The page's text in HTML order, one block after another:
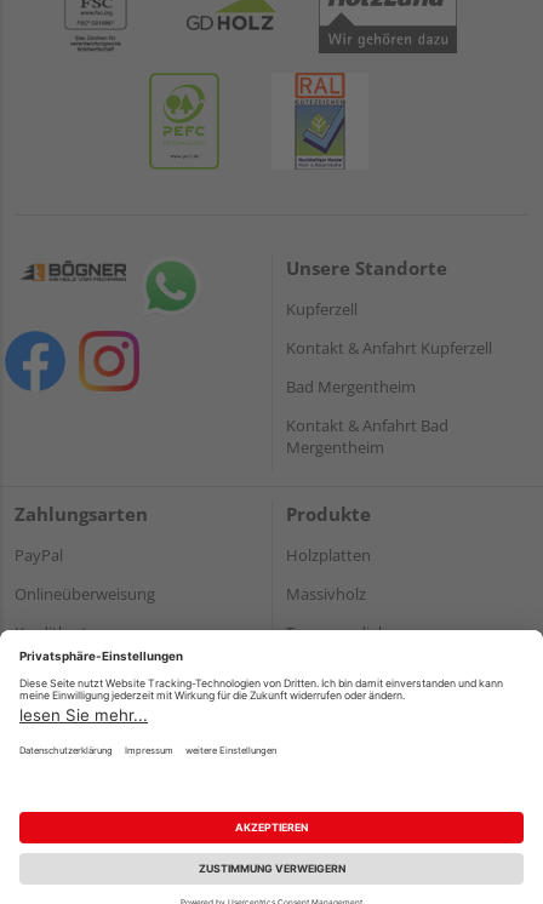
Unsere Standorte
Kupferzell
Kontakt & Anfahrt Kupferzell
Bad Mergentheim
Kontakt & Anfahrt Bad
Mergentheim
Zahlungsarten
PayPal
Onlineüberweisung
Kreditkarte
*Bonität vorausgesetzt
Produkte
Holzplatten
Massivholz
Terrassendielen
Impressum Datenschutz AGB
Barrierefreiheitserklärung
Vertrag widerrufen